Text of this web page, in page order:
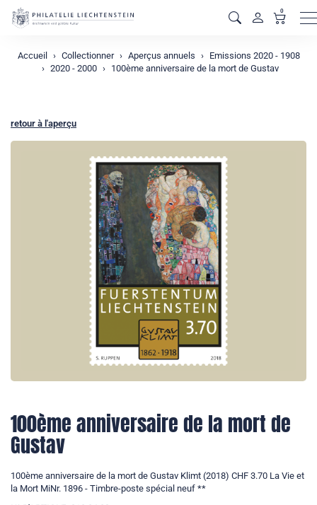
0
Accueil Collectionner Aperçus annuels
Emissions 2020 - 1908
2020 - 2000
100ème anniversaire de la mort de Gustav
retour à l'aperçu
100ème anniversaire de la mort de
Gustav
100ème anniversaire de la mort de Gustav Klimt (2018) CHF 3.70 La Vie et
la Mort MiNr. 1896 - Timbre-poste spécial neuf **